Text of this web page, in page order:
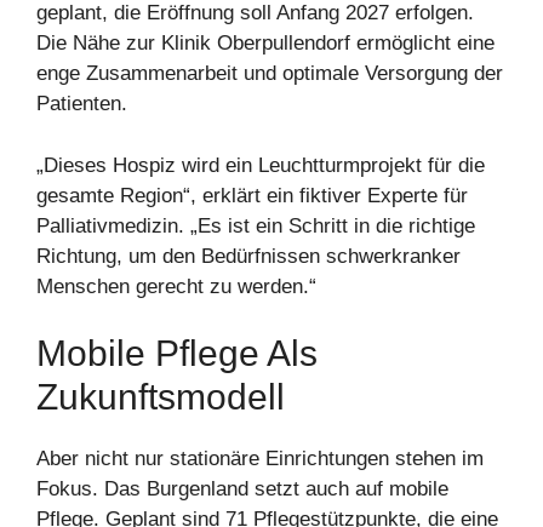
geplant, die Eröffnung soll Anfang 2027 erfolgen.
Die Nähe zur Klinik Oberpullendorf ermöglicht eine
enge Zusammenarbeit und optimale Versorgung der
Patienten.
„Dieses Hospiz wird ein Leuchtturmprojekt für die
gesamte Region“, erklärt ein fiktiver Experte für
Palliativmedizin. „Es ist ein Schritt in die richtige
Richtung, um den Bedürfnissen schwerkranker
Menschen gerecht zu werden.“
Mobile Pflege Als
Zukunftsmodell
Aber nicht nur stationäre Einrichtungen stehen im
Fokus. Das Burgenland setzt auch auf mobile
Pflege. Geplant sind 71 Pflegestützpunkte, die eine